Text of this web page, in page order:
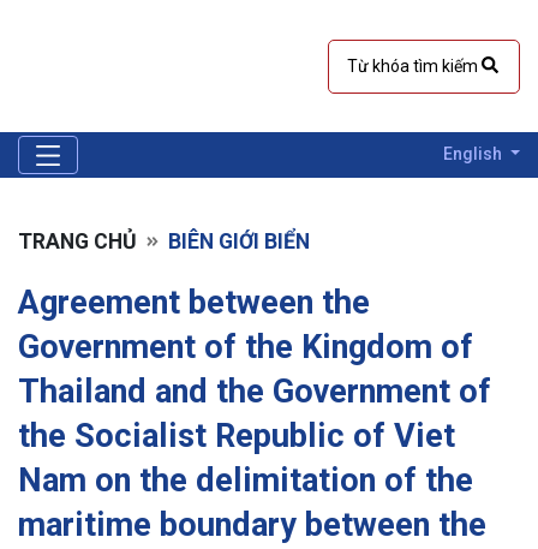
English
TRANG CHỦ BIÊN GIỚI BIỂN
Agreement between the
Government of the Kingdom of
Thailand and the Government of
the Socialist Republic of Viet
Nam on the delimitation of the
maritime boundary between the